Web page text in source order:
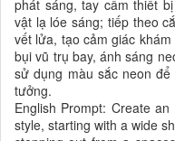
phát sáng, tay cầm thiết
vật lạ lóe sáng; tiếp theo
vết lửa, tạo cảm giác
bụi vũ trụ bay, ánh sáng
sử dụng màu sắc neon
tưởng.
English Prompt: Create
style, starting with a wide